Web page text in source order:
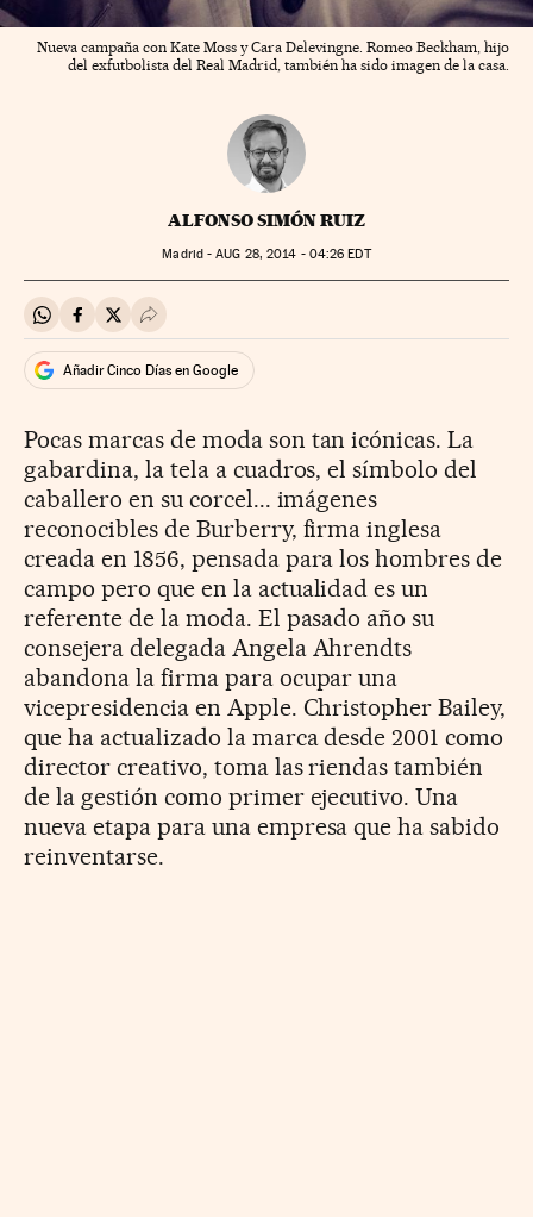
Nueva campaña con Kate Moss y Cara Delevingne. Romeo Beckham, hijo
del exfutbolista del Real Madrid, también ha sido imagen de la casa.
ALFONSO SIMÓN RUIZ
Madrid -AUG 28, 2014 - 04:26 EDT
Compartir en Whatsapp
Compartir en Facebook
Compartir en Twitter
Desplegar Redes Sociales
Añadir Cinco Días en Google
Pocas marcas de moda son tan icónicas. La
gabardina, la tela a cuadros, el símbolo del
caballero en su corcel... imágenes
reconocibles de Burberry, firma inglesa
creada en 1856, pensada para los hombres de
campo pero que en la actualidad es un
referente de la moda. El pasado año su
consejera delegada Angela Ahrendts
abandona la firma para ocupar una
vicepresidencia en Apple. Christopher Bailey,
que ha actualizado la marca desde 2001 como
director creativo, toma las riendas también
de la gestión como primer ejecutivo. Una
nueva etapa para una empresa que ha sabido
reinventarse.